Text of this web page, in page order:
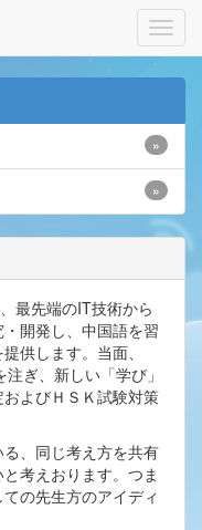
»
»
最先端のIT技術から
開発し、中国語を習
供します。当面、
ぎ、新しい「学び」
よびＨＳＫ試験対策
、同じ考え方を共有
考えおります。つま
の先生方のアイディ